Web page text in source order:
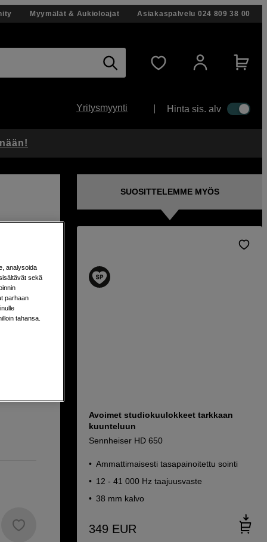
Myymälät & Aukioloajat Asiakaspalvelu 024 809 38 00
Yritysmyynti Hinta sis. alv
SUOSITTELEMME MYÖS
Avoimet studiokuulokkeet tarkkaan
kuunteluun
Sennheiser HD 650
Ammattimaisesti tasapainoitettu sointi
12 - 41 000 Hz taajuusvaste
38 mm kalvo
349 EUR
analysoida
sekä
parhaan
tahansa.